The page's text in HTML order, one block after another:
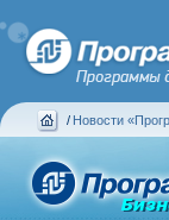
/ Новости